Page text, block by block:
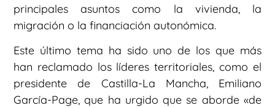
principales asuntos como la vivienda, la
migración o la financiación autonómica.
Este último tema ha sido uno de los que más
han reclamado los líderes territoriales, como el
presidente de Castilla-La Mancha, Emiliano
García-Page, que ha urgido que se aborde «de